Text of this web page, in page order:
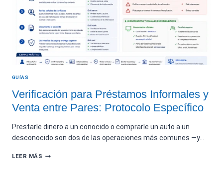
DISTRITO
ELECTORAL
PARA
DESAMBIGUAR
NOMBRES
COMUNES
GUÍAS
Verificación para Préstamos Informales y
Venta entre Pares: Protocolo Específico
Prestarle dinero a un conocido o comprarle un auto a un
desconocido son dos de las operaciones más comunes —y…
LEER MÁS VERIFICACIÓN